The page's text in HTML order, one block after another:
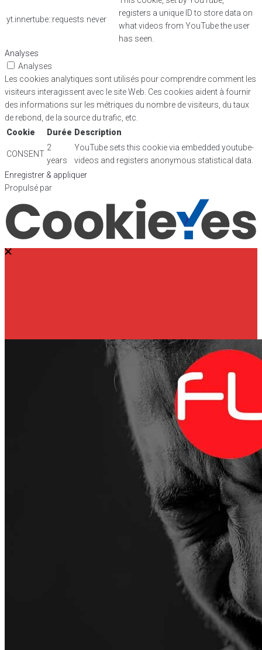
yt.innertube::requests never
registers a unique ID to store data on
what videos from YouTube the user
has seen.
Analyses
Analyses
Les cookies analytiques sont utilisés pour comprendre comment les
visiteurs interagissent avec le site Web. Ces cookies aident à fournir
des informations sur les métriques du nombre de visiteurs, du taux
de rebond, de la source du trafic, etc.
Cookie
Durée Description
CONSENT
2
years
YouTube sets this cookie via embedded youtube-
videos and registers anonymous statistical data.
Enregistrer & appliquer
Propulsé par